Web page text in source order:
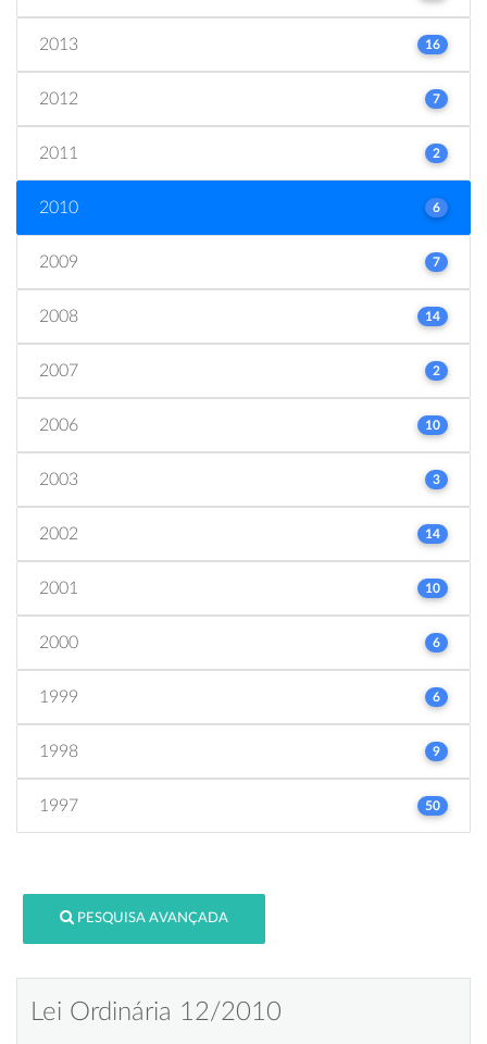
2013 16
2012 7
2011 2
2010 6
2009 7
2008 14
2007 2
2006 10
2003 3
2002 14
2001 10
2000 6
1999 6
1998 9
1997 50
PESQUISA AVANÇADA
Lei Ordinária 12/2010